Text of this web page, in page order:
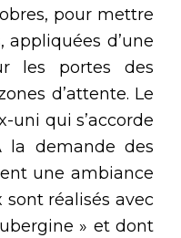
pour mettre
appliquées d’une
les portes des
d’attente. Le
uni qui s’accorde
la demande des
une ambiance
réalisés avec
» et dont